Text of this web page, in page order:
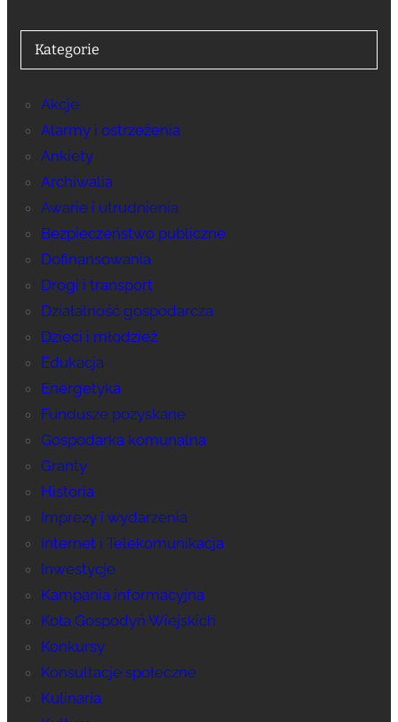
Kategorie
Akcje
Alarmy i ostrzeżenia
Ankiety
Archiwalia
Awarie i utrudnienia
Bezpieczeństwo publiczne
Dofinansowania
Drogi i transport
Działalność gospodarcza
Dzieci i młodzież
Edukacja
Energetyka
Fundusze pozyskane
Gospodarka komunalna
Granty
Historia
Imprezy i wydarzenia
Internet i Telekomunikacja
Inwestycje
Kampania informacyjna
Koła Gospodyń Wiejskich
Konkursy
Konsultacje społeczne
Kulinaria